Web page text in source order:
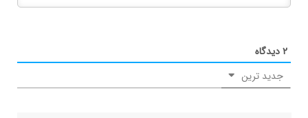
۲دیدگاه
جدید ترین